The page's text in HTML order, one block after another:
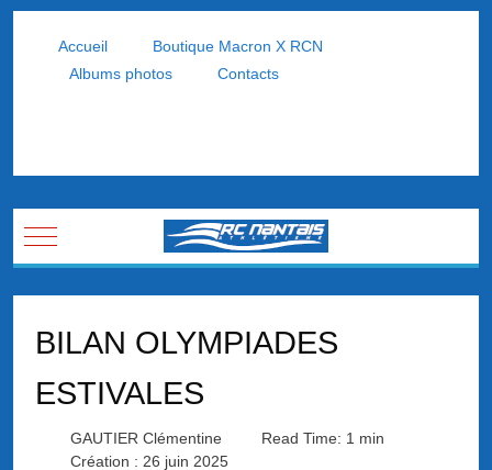
Accueil
Boutique Macron X RCN
Albums photos
Contacts
Mobile Menu Toggle
BILAN OLYMPIADES
ESTIVALES
GAUTIER Clémentine
Read Time: 1 min
Création : 26 juin 2025